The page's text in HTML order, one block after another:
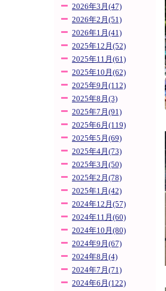
2026年3月(47)
2026年2月(51)
2026年1月(41)
2025年12月(52)
2025年11月(61)
2025年10月(62)
2025年9月(112)
2025年8月(3)
2025年7月(91)
2025年6月(119)
2025年5月(69)
2025年4月(73)
2025年3月(50)
2025年2月(78)
2025年1月(42)
2024年12月(57)
2024年11月(60)
2024年10月(80)
2024年9月(67)
2024年8月(4)
2024年7月(71)
2024年6月(122)